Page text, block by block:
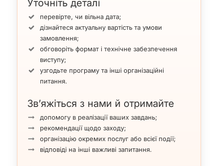
Уточніть деталі
перевірте, чи вільна дата;
дізнайтеся актуальну вартість та умови
замовлення;
обговоріть формат і технічне забезпечення
виступу;
узгодьте програму та інші організаційні
питання.
Зв’яжіться з нами й отримайте
допомогу в реалізації ваших завдань;
рекомендації щодо заходу;
організацію окремих послуг або всієї події;
відповіді на інші важливі запитання.